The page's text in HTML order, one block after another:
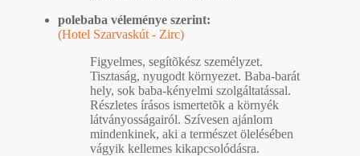
polebaba véleménye szerint:
(Hotel Szarvaskút - Zirc)
Figyelmes, segítõkész személyzet.
Tisztaság, nyugodt környezet. Baba-barát
hely, sok baba-kényelmi szolgáltatással.
Részletes írásos ismertetõk a környék
látványosságairól. Szívesen ajánlom
mindenkinek, aki a természet ölelésében
vágyik kellemes kikapcsolódásra.